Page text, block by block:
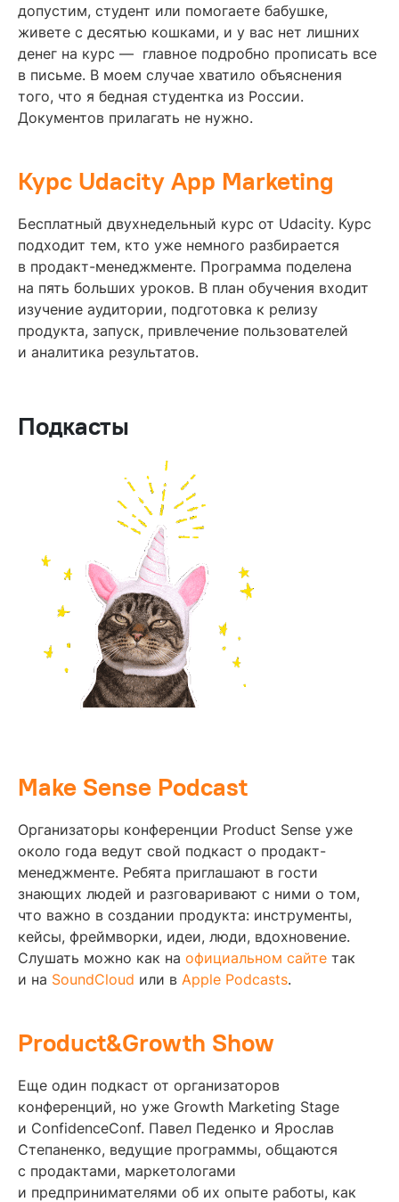
допустим, студент или помогаете бабушке,
живете с десятью кошками, и у вас нет лишних
денег на курс — главное подробно прописать все
в письме. В моем случае хватило объяснения
того, что я бедная студентка из России.
Документов прилагать не нужно.
Курс Udacity App Marketing
Бесплатный двухнедельный курс от Udacity. Курс
подходит тем, кто уже немного разбирается
в продакт-менеджменте. Программа поделена
на пять больших уроков. В план обучения входит
изучение аудитории, подготовка к релизу
продукта, запуск, привлечение пользователей
и аналитика результатов.
Подкасты
Make Sense Podcast
Организаторы конференции Product Sense уже
около года ведут свой подкаст о продакт-
менеджменте. Ребята приглашают в гости
знающих людей и разговаривают с ними о том,
что важно в создании продукта: инструменты,
кейсы, фреймворки, идеи, люди, вдохновение.
Слушать можно как на официальном сайте так
и на SoundCloud или в Apple Podcasts.
Product&Growth Show
Еще один подкаст от организаторов
конференций, но уже Growth Marketing Stage
и ConfidenceConf. Павел Педенко и Ярослав
Степаненко, ведущие программы, общаются
с продактами, маркетологами
и предпринимателями об их опыте работы, как